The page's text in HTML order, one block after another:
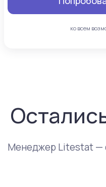
ко всем
Менеджер Litestat —